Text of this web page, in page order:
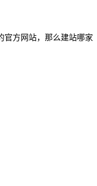
官方网站，那么建站哪家